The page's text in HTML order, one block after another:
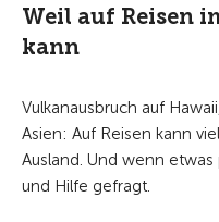
Weil auf Reisen
kann
Vulkanausbruch auf
Asien: Auf Reisen kann
Ausland. Und wenn
und Hilfe gefragt.